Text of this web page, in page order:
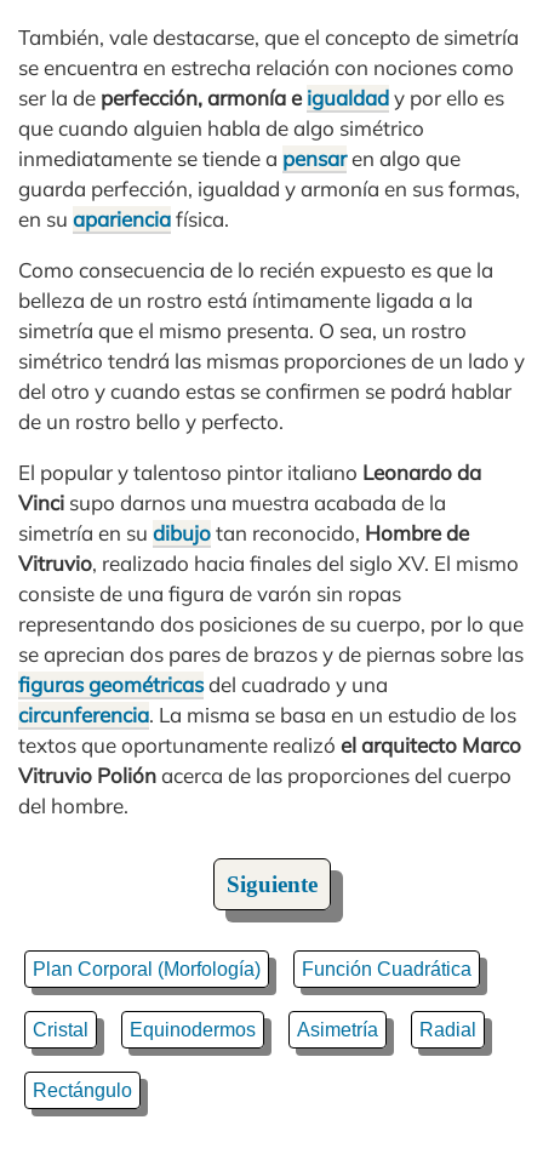
También, vale destacarse, que el concepto de simetría
se encuentra en estrecha relación con nociones como
ser la de perfección, armonía eigualdady por ello es
que cuando alguien habla de algo simétrico
inmediatamente se tiende a pensaren algo que
guarda perfección, igualdad y armonía en sus formas,
en su aparienciafísica.
Como consecuencia de lo recién expuesto es que la
belleza de un rostro está íntimamente ligada a la
simetría que el mismo presenta. O sea, un rostro
simétrico tendrá las mismas proporciones de un lado y
del otro y cuando estas se confirmen se podrá hablar
de un rostro bello y perfecto.
El popular y talentoso pintor italiano Leonardo da
Vinci supo darnos una muestra acabada de la
simetría en su dibujotan reconocido, Hombre de
Vitruvio, realizado hacia finales del siglo XV. El mismo
consiste de una figura de varón sin ropas
representando dos posiciones de su cuerpo, por lo que
se aprecian dos pares de brazos y de piernas sobre las
figuras geométricasdel cuadrado y una
circunferencia. La misma se basa en un estudio de los
textos que oportunamente realizó el arquitecto Marco
Vitruvio Poliónacerca de las proporciones del cuerpo
del hombre.
Siguiente
Plan Corporal (Morfología) Función Cuadrática
Cristal Equinodermos Asimetría Radial
Rectángulo